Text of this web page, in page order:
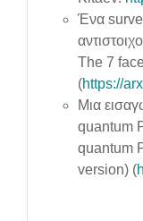
Ένα
The 7
(https://
Μια
quantum
quantum
version) (